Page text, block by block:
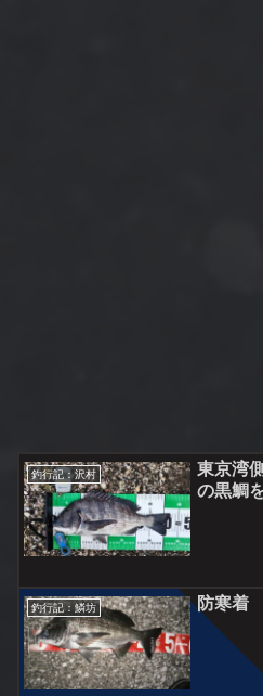
釣行記：沢村
東京湾
の黒鯛
釣行記：鱗坊 防寒着